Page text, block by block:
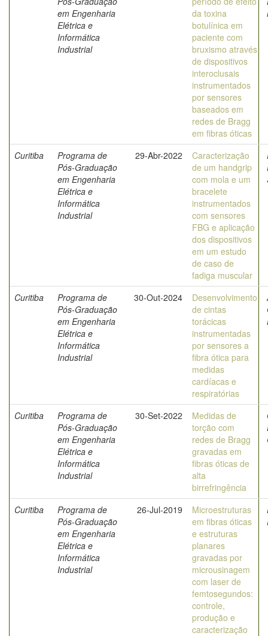
em Engenharia
Elétrica e
Informática
Industrial
da toxina
botulínica em
paciente com
bruxismo através
de dispositivos
interoclusais
instrumentados
por sensores
baseados em
redes de Bragg
em fibras óticas
Curitiba
Programa de
Pós-Graduação
em Engenharia
Elétrica e
Informática
Industrial
29-Abr-2022
Caracterização
de um handgrip
com mola e um
bracelete
instrumentados
com sensores
FBG e aplicação
dos dispositivos
em um estudo
de caso de
fadiga muscular
Curitiba
Programa de
Pós-Graduação
em Engenharia
Elétrica e
Informática
Industrial
30-Out-2024
Desenvolvimento
de cintas
torácicas
instrumentadas
por sensores a
fibra ótica para
medidas
cardíacas e
respiratórias
Curitiba
Programa de
Pós-Graduação
em Engenharia
Elétrica e
Informática
Industrial
30-Set-2022
Medidas de
torção com
redes de Bragg
gravadas em
fibras óticas de
alta
birrefringência
Curitiba
Programa de
Pós-Graduação
em Engenharia
Elétrica e
Informática
Industrial
26-Jul-2019
Microestruturas
em fibras óticas
e estruturas
planares
gravadas por
microusinagem
com laser de
femtosegundos:
controle,
produção e
caracterização